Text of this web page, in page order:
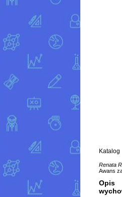
Katalog
Renata
Awans
Opis